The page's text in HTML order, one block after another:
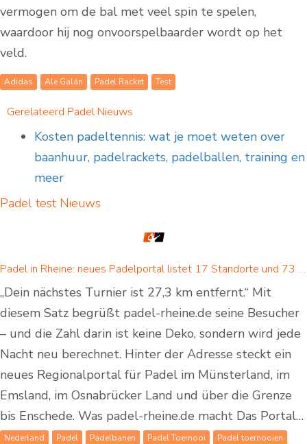
vermogen om de bal met veel spin te spelen,
waardoor hij nog onvoorspelbaarder wordt op het
veld.
Adidas Ale Galán Padel Racket Test
Gerelateerd Padel Nieuws
Kosten padeltennis: wat je moet weten over
baanhuur, padelrackets, padelballen, training en
meer
Padel testNieuws
Padel in Rheine: neues Padelportal listet 17 Standorte und 73 Padel-Courts in Rheine und Umgebung
„Dein nächstes Turnier ist 27,3 km entfernt.“ Mit
diesem Satz begrüßt padel-rheine.de seine Besucher
– und die Zahl darin ist keine Deko, sondern wird jede
Nacht neu berechnet. Hinter der Adresse steckt ein
neues Regionalportal für Padel im Münsterland, im
Emsland, im Osnabrücker Land und über die Grenze
bis Enschede. Was padel-rheine.de macht Das Portal…
Nederland Padel Padelbanen Padel Toernooi
Padel toernooien